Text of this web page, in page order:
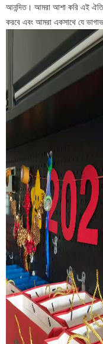
আনন্দিত। আমরা আশা করি এই
করবে এবং আমরা একসাথে যে